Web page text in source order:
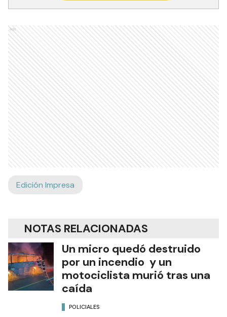
Ads
Edición Impresa
NOTAS RELACIONADAS
Un micro quedó destruido
por un incendio y un
motociclista murió tras una
caída
POLICIALES